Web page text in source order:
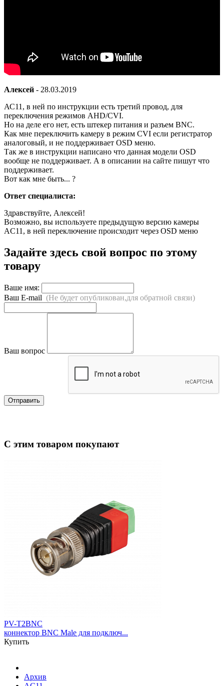
Алексей - 28.03.2019
АС11, в ней по инструкции есть третий провод, для
переключения режимов AHD/CVI.
Но на деле его нет, есть штекер питания и разъем BNC.
Как мне переключить камеру в режим CVI если регистратор
аналоговый, и не поддерживает OSD меню.
Так же в инструкции написано что данная модели OSD
вообще не поддерживает. А в описании на сайте пишут что
поддерживает.
Вот как мне быть... ?
Ответ специалиста:
Здравствуйте, Алексей!
Возможно, вы используете предыдущую версию камеры
AC11, в ней переключение происходит через OSD меню
Задайте здесь свой вопрос по этому
товару
Ваше имя:
Ваш E-mail (Не будет опубликован,для обратной связи)
Ваш вопрос
Отправить
С этим товаром покупают
PV-T2BNC
коннектор BNC Male для подключ...
Купить
Архив